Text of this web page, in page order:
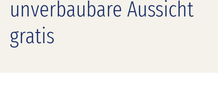
unverbaubare Aussicht
gratis